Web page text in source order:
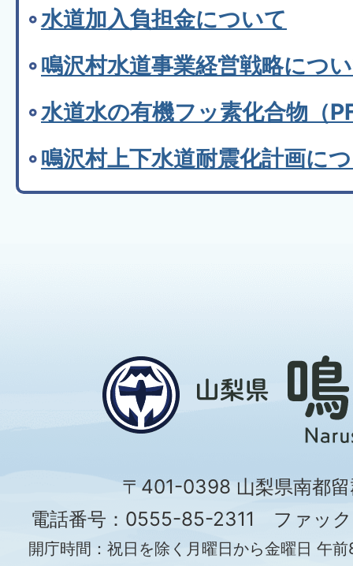
水道加入負担金について
鳴沢村水道事業経営戦略につ
水道水の有機フッ素化合物（
鳴沢村上下水道耐震化計画に
〒401-0398 山梨県南都
電話番号：0555-85-2311 ファッ
開庁時間：祝日を除く月曜日から金曜日 午